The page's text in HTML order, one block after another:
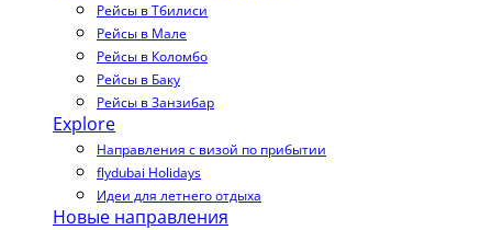
Рейсы в Тбилиси
Рейсы в Мале
Рейсы в Коломбо
Рейсы в Баку
Рейсы в Занзибар
Explore
Направления с визой по прибытии
flydubai Holidays
Идеи для летнего отдыха
Новые направления